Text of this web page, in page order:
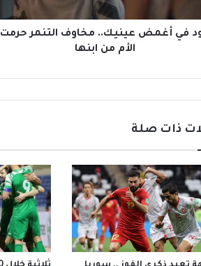
في أغمض عينيك.. مخاوف التنمر حرمت
الأم من ابنها
ذات صلة